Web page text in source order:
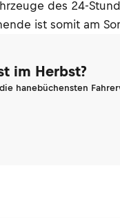
des 24-
ist somit am
im Herbst?
hanebüchensten